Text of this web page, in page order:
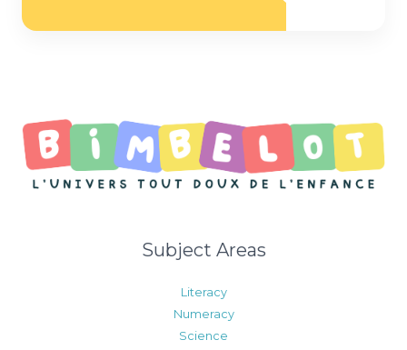
Subject Areas
Literacy
Numeracy
Science